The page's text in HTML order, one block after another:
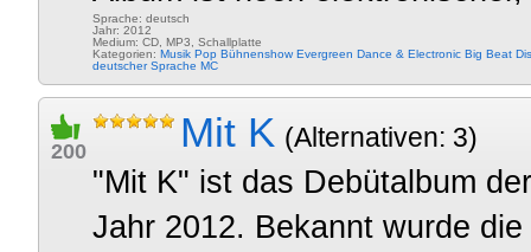
Sprache: deutsch
Jahr: 2012
Medium: CD, MP3, Schallplatte
Kategorien: Musik Pop Bühnenshow Evergreen Dance & Electronic Big Beat
deutscher Sprache MC
200 Mit K (Alternativen: 3)
"Mit K" ist das Debütalbum
Jahr 2012. Bekannt wurde